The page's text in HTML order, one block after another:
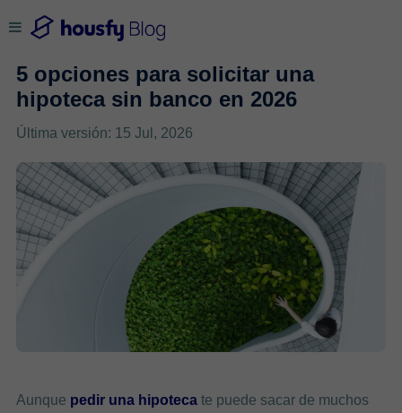
5 opciones para solicitar una
hipoteca sin banco en 2026
Última versión: 15 Jul, 2026
Aunque pedir una hipotecate puede sacar de muchos